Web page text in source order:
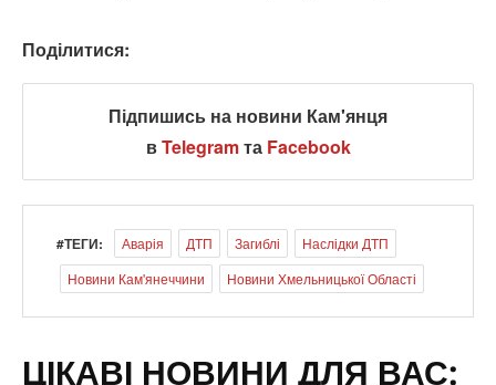
Поділитися:
Підпишись на новини Кам'янця
вTelegramта Facebook
#ТЕГИ: Аварія ДТП Загиблі
Наслідки ДТП
Новини Кам'янеччини
Новини Хмельницької Області
ЦІКАВІ НОВИНИ ДЛЯ ВАС: